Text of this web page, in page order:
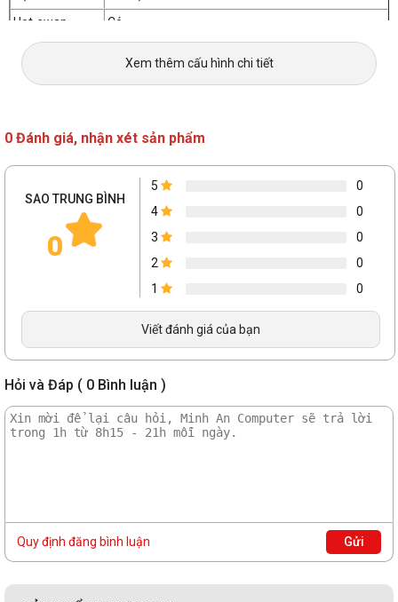
Hot-swap
Có
Dung lượng pin
Kích thước
Xem thêm cấu hình chi tiết
0 Đánh giá, nhận xét sản phẩm
SAO TRUNG BÌNH
0
5
0
4
0
3
0
2
0
1
0
Viết đánh giá của bạn
Hỏi và Đáp ( 0 Bình luận )
Quy định đăng bình luận Gửi